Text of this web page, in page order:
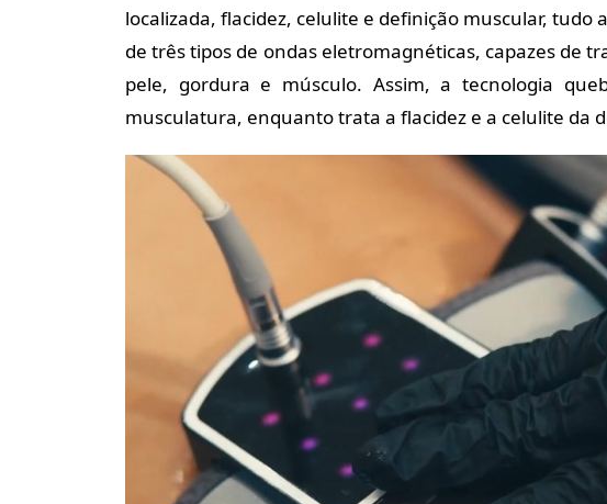
localizada, flacidez, celulite e definição muscular, tudo
de três tipos de ondas eletromagnéticas, capazes de
pele, gordura e músculo. Assim, a tecnologia
musculatura, enquanto trata a flacidez e a celulite da